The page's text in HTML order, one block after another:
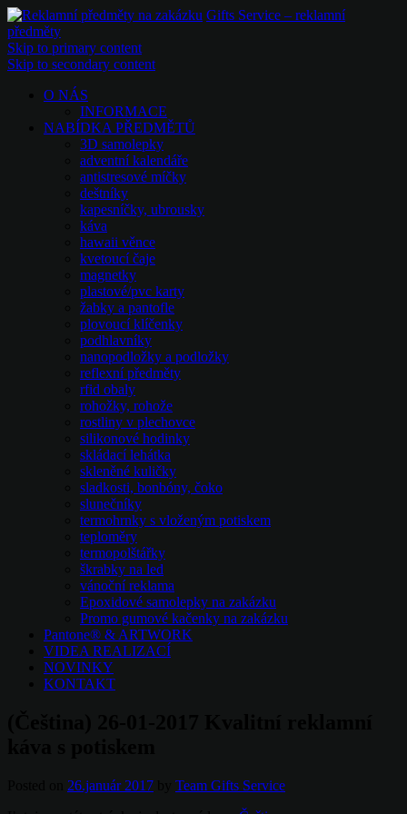
Gifts Service – reklamní
předměty
Skip to primary content
Skip to secondary content
O NÁS
INFORMACE
NABÍDKA PŘEDMĚTŮ
3D samolepky
adventní kalendáře
antistresové míčky
deštníky
kapesníčky, ubrousky
káva
hawaii věnce
kvetoucí čaje
magnetky
plastové/pvc karty
žabky a pantofle
plovoucí klíčenky
podhlavníky
nanopodložky a podložky
reflexní předměty
rfid obaly
rohožky, rohože
rostliny v plechovce
silikonové hodinky
skládací lehátka
skleněné kuličky
sladkosti, bonbóny, čoko
slunečníky
termohrnky s vloženým potiskem
teploměry
termopolštářky
škrabky na led
vánoční reklama
Epoxidové samolepky na zakázku
Promo gumové kačenky na zakázku
Pantone® & ARTWORK
VIDEA REALIZACÍ
NOVINKY
KONTAKT
26.január 2017
Team Gifts Service